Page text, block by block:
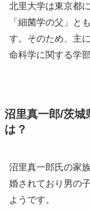
北里大学は東京都
「細菌学の父」と
す。そのため、主
命科学に関する学
沼里真一郎/茨城
は？
沼里真一郎氏の家
婚されており男の
ようです。